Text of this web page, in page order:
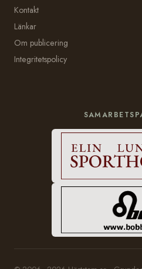
Kontakt
Länkar
Om publicering
Integritetspolicy